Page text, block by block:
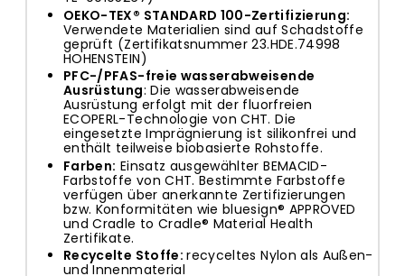
OEKO-TEX® STANDARD 100-Zertifizierung:
Verwendete Materialien sind auf Schadstoffe
geprüft (Zertifikatsnummer 23.HDE.74998
HOHENSTEIN)
PFC-/PFAS-freie wasserabweisende
Ausrüstung: Die wasserabweisende
Ausrüstung erfolgt mit der fluorfreien
ECOPERL-Technologie von CHT. Die
eingesetzte Imprägnierung ist silikonfrei und
enthält teilweise biobasierte Rohstoffe.
Farben: Einsatz ausgewählter BEMACID-
Farbstoffe von CHT. Bestimmte Farbstoffe
verfügen über anerkannte Zertifizierungen
bzw. Konformitäten wie bluesign® APPROVED
und Cradle to Cradle® Material Health
Zertifikate.
Recycelte Stoffe:recyceltes Nylon als Außen-
und Innenmaterial